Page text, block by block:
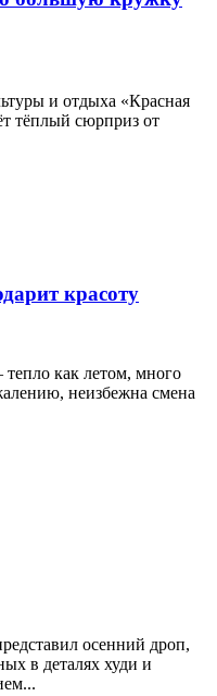
и отдыха «Красная
тёплый сюрприз от
красоту
как летом, много
неизбежна смена
осенний дроп,
в деталях худи и